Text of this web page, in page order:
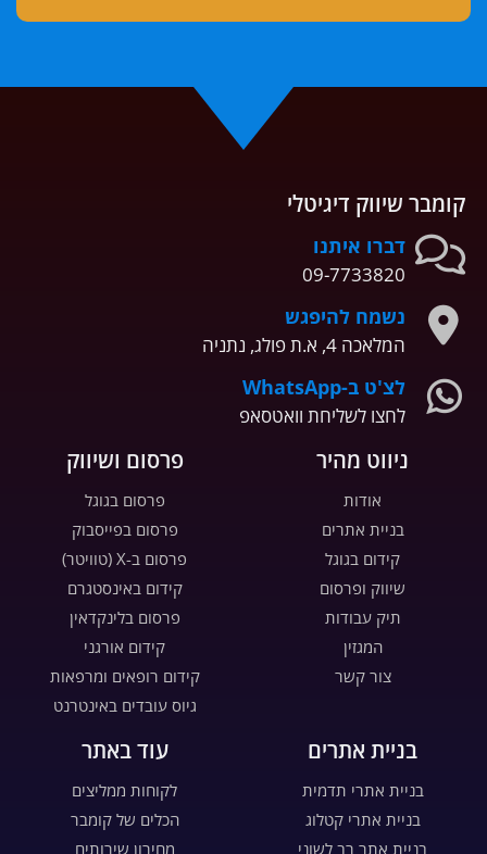
קומבר שיווק דיגיטלי
דברו איתנו
09-7733820
נשמח להיפגש
המלאכה 4, א.ת פולג, נתניה
לצ'ט ב-WhatsApp
לחצו לשליחת וואטסאפ
ניווט מהיר
אודות
בניית אתרים
קידום בגוגל
שיווק ופרסום
תיק עבודות
המגזין
צור קשר
פרסום ושיווק
פרסום בגוגל
פרסום בפייסבוק
פרסום ב-X (טוויטר)
קידום באינסטגרם
פרסום בלינקדאין
קידום אורגני
קידום רופאים ומרפאות
גיוס עובדים באינטרנט
בניית אתרים
בניית אתרי תדמית
בניית אתרי קטלוג
בניית אתר רב לשוני
עוד באתר
לקוחות ממליצים
הכלים של קומבר
מחירון שירותים